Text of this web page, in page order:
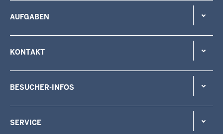
AUFGABEN
KONTAKT
BESUCHER-INFOS
SERVICE